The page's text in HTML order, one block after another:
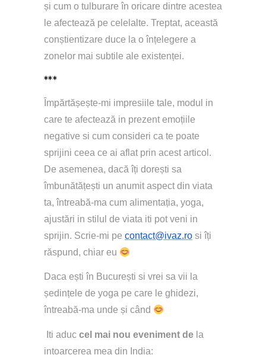
și cum o tulburare în oricare dintre acestea
le afectează pe celelalte. Treptat, această
conștientizare duce la o înțelegere a
zonelor mai subtile ale existenței.
***
Împărtășește-mi impresiile tale, modul in
care te afectează in prezent emoțiile
negative si cum consideri ca te poate
sprijini ceea ce ai aflat prin acest articol.
De asemenea, dacă îți dorești sa
îmbunătățești un anumit aspect din viata
ta, întreabă-ma cum alimentația, yoga,
ajustări in stilul de viata iti pot veni in
sprijin. Scrie-mi pe contact@ivaz.ro si îți
răspund, chiar eu
Daca ești în București si vrei sa vii la
ședințele de yoga pe care le ghidezi,
întreabă-ma unde și când
Iti aduc cel mai nou eveniment de la
intoarcerea mea din India: